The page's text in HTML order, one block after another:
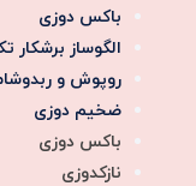
باکس دوزی
الگوساز برشکار
روپوش و ربدوشامبر
ضخیم دوزی
باکس دوزی
نازکدوزی